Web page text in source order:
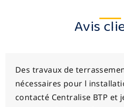
Avis
Des travaux de
nécessaires pour l
contacté Centralise BTP et